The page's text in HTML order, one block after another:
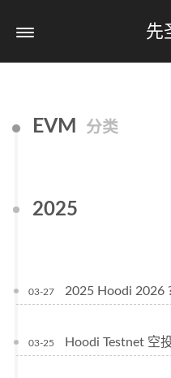
先
EVM 分类
2025
03-27 2025 Hoodi 2026
03-25 Hoodi Testnet 空